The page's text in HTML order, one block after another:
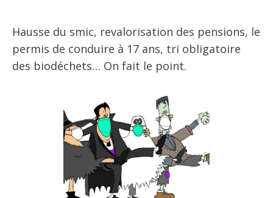
Hausse du smic, revalorisation des pensions, le
permis de conduire à 17 ans, tri obligatoire
des biodéchets… On fait le point.